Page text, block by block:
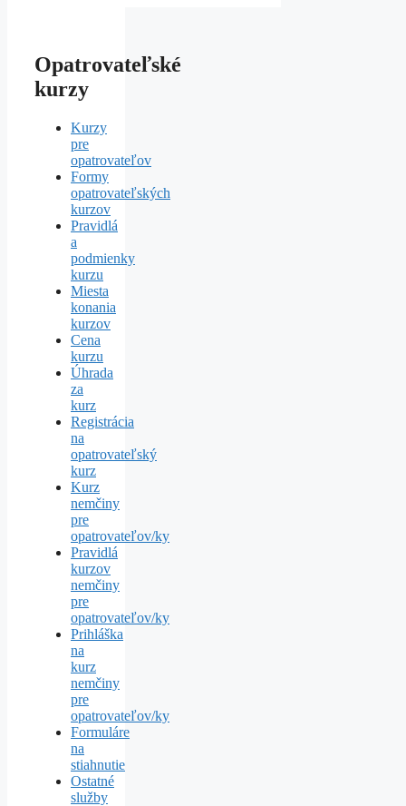
Opatrovateľské
kurzy
Kurzy
pre
opatrovateľov
Formy
opatrovateľských
kurzov
Pravidlá
a
podmienky
kurzu
Miesta
konania
kurzov
Cena
kurzu
Úhrada
za
kurz
Registrácia
na
opatrovateľský
kurz
Kurz
nemčiny
pre
opatrovateľov/ky
Pravidlá
kurzov
nemčiny
pre
opatrovateľov/ky
Prihláška
na
kurz
nemčiny
pre
opatrovateľov/ky
Formuláre
na
stiahnutie
Ostatné
služby